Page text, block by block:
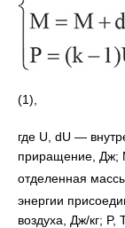
(1),
где U, dU —
приращение, Дж;
отделенная
энергии
воздуха, Дж/кг;